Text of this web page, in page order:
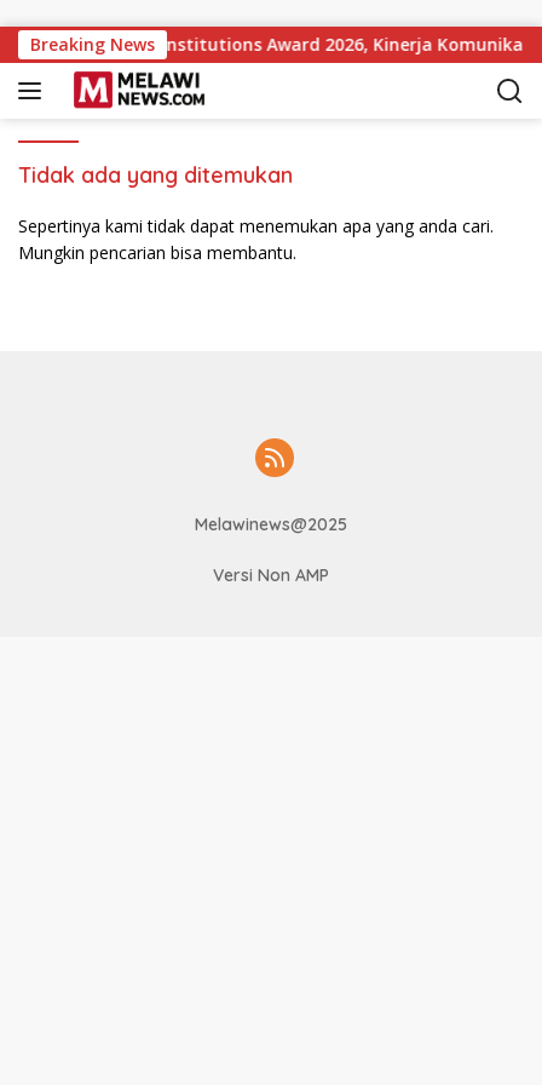
Breaking News
Government Institutions Award 2026, Kinerja Komunikasi
Tidak ada yang ditemukan
Sepertinya kami tidak dapat menemukan apa yang anda cari.
Mungkin pencarian bisa membantu.
Melawinews@2025
Versi Non AMP